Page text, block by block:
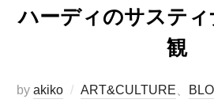
ハーディのサステ
観
by akiko ART&CULTURE